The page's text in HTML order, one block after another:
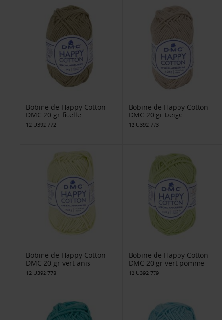
Bobine de Happy Cotton
DMC 20 gr ficelle
12 U392 772
Bobine de Happy Cotton
DMC 20 gr beige
12 U392 773
Bobine de Happy Cotton
DMC 20 gr vert anis
12 U392 778
Bobine de Happy Cotton
DMC 20 gr vert pomme
12 U392 779